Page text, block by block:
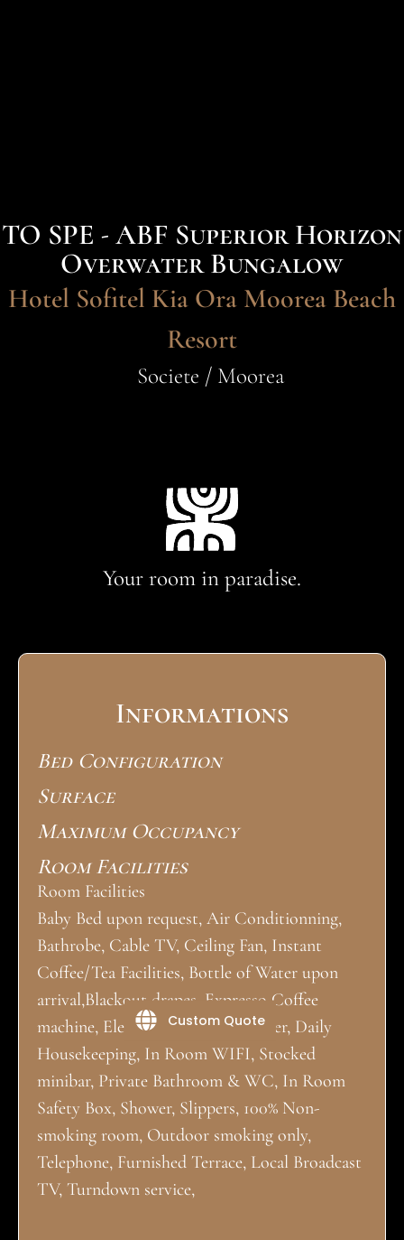
TO SPE - ABF Superior Horizon
Overwater Bungalow
Hotel Sofitel Kia Ora Moorea Beach
Resort
Societe / Moorea
Your room in paradise.
Informations
Bed Configuration
Surface
Maximum Occupancy
Room Facilities
Room Facilities
Baby Bed upon request, Air Conditionning,
Bathrobe, Cable TV, Ceiling Fan, Instant
Coffee/Tea Facilities, Bottle of Water upon
arrival,Blackout drapes, Expresso Coffee
machine, Electric Kettle, Hair Dryer, Daily
Housekeeping, In Room WIFI, Stocked
minibar, Private Bathroom & WC, In Room
Safety Box, Shower, Slippers, 100% Non-
smoking room, Outdoor smoking only,
Telephone, Furnished Terrace, Local Broadcast
TV, Turndown service,
Custom Quote